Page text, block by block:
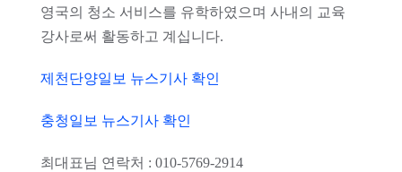
영국의 청소 서비스를 유학하였으며 사내의 교육
강사로써 활동하고 계십니다.
제천단양일보 뉴스기사 확인
충청일보 뉴스기사 확인
최대표님 연락처 : 010-5769-2914